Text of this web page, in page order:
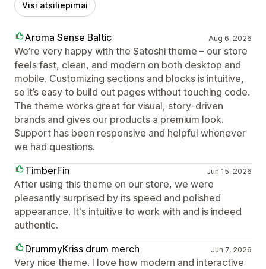
Visi atsiliepimai
Aroma Sense Baltic Aug 6, 2026
We’re very happy with the Satoshi theme – our store
feels fast, clean, and modern on both desktop and
mobile. Customizing sections and blocks is intuitive,
so it’s easy to build out pages without touching code.
The theme works great for visual, story‑driven
brands and gives our products a premium look.
Support has been responsive and helpful whenever
we had questions.
TimberFin
Jun 15, 2026
After using this theme on our store, we were
pleasantly surprised by its speed and polished
appearance. It's intuitive to work with and is indeed
authentic.
DrummyKriss drum merch
Jun 7, 2026
Very nice theme. I love how modern and interactive